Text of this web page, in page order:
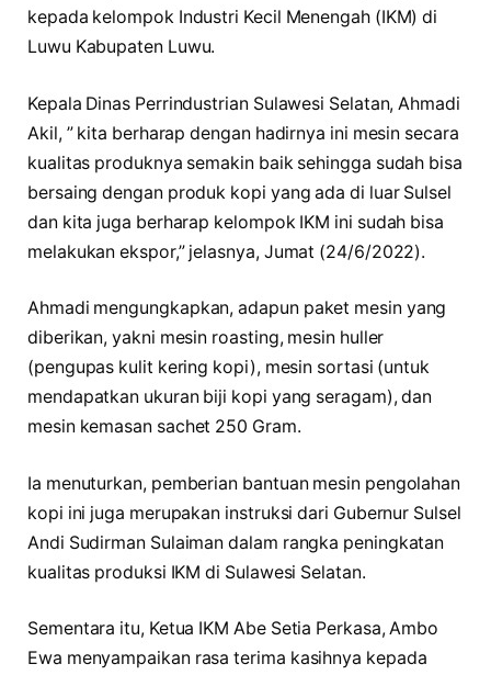
kepada kelompok Industri Kecil Menengah (IKM) di
Luwu Kabupaten Luwu.
Kepala Dinas Perrindustrian Sulawesi Selatan, Ahmadi
Akil, ” kita berharap dengan hadirnya ini mesin secara
kualitas produknya semakin baik sehingga sudah bisa
bersaing dengan produk kopi yang ada di luar Sulsel
dan kita juga berharap kelompok IKM ini sudah bisa
melakukan ekspor,” jelasnya, Jumat (24/6/2022).
Ahmadi mengungkapkan, adapun paket mesin yang
diberikan, yakni mesin roasting, mesin huller
(pengupas kulit kering kopi), mesin sortasi (untuk
mendapatkan ukuran biji kopi yang seragam), dan
mesin kemasan sachet 250 Gram.
Ia menuturkan, pemberian bantuan mesin pengolahan
kopi ini juga merupakan instruksi dari Gubernur Sulsel
Andi Sudirman Sulaiman dalam rangka peningkatan
kualitas produksi IKM di Sulawesi Selatan.
Sementara itu, Ketua IKM Abe Setia Perkasa, Ambo
Ewa menyampaikan rasa terima kasihnya kepada